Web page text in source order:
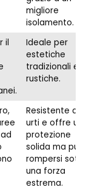
migliore
isolamento.
il
Ideale per
estetiche
tradizionali e
rustiche.
Resistente agli
urti e offre una
protezione
solida ma può
rompersi sotto
una forza
estrema.